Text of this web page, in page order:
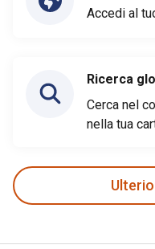
Accedi al
Ricerca
Cerca nel
nella tua